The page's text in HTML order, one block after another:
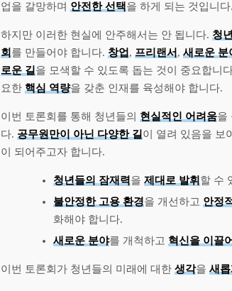
업을 갈망하며 안전한 선택을 하게 되는 것입니다.
하지만 이러한 현실에 안주해서는 안 됩니다. 청
회를 만들어야 합니다. 창업, 프리랜서, 새로운 분
로운 길을 모색할 수 있도록 돕는 것이 중요합니
요한 핵심 역량을 갖춘 인재를 육성해야 합니다.
이번 토론회를 통해 청년들의 현실적인 어려움을
다. 공무원만이 아닌 다양한 길이 열려 있음을 보
이 되어주고자 합니다.
청년들의 잠재력을 제대로 발휘할 수
불안정한 고용 환경을 개선하고 안정
화해야 합니다.
새로운 분야를 개척하고 혁신을 이끌
이번 토론회가 청년들의 미래에 대한 생각을 새